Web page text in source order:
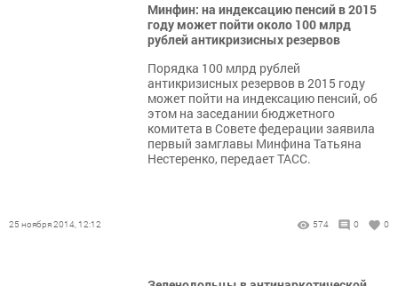
Минфин: на индексацию пенсий в 2015
году может пойти около 100 млрд
рублей антикризисных резервов
Порядка 100 млрд рублей
антикризисных резервов в 2015 году
может пойти на индексацию пенсий, об
этом на заседании бюджетного
комитета в Совете федерации заявила
первый замглавы Минфина Татьяна
Нестеренко, передает ТАСС.
25 ноября 2014, 12:12 574 0 0